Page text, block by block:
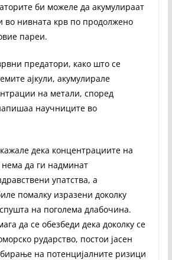
би можеле да акумулираат
во нивната крв по продолжено
пареи.
предатори, како што се
ајкули, акумулирале
на метали, според
научниците во
дека концентрациите на
да ги надминат
упатства, а
помалку изразени доколку
на поголема длабочина.
да се обезбеди дека доколку се
рударство, постои јасен
на потенцијалните ризици